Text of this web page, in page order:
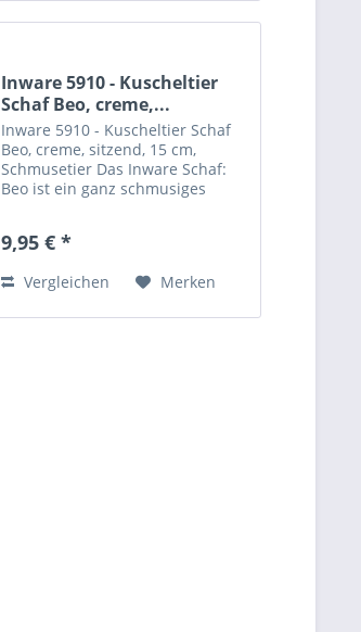
Inware 5910 - Kuscheltier
Schaf Beo, creme,...
Inware 5910 - Kuscheltier Schaf
Beo, creme, sitzend, 15 cm,
Schmusetier Das Inware Schaf:
Beo ist ein ganz schmusiges
children. Dimensions: washcloth:
9,95 € *
Vergleichen Merken